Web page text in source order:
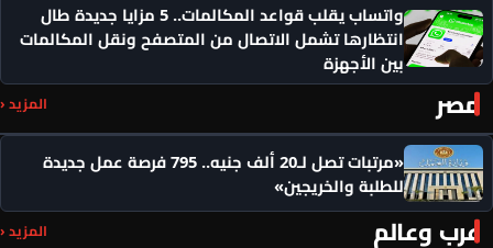
واتساب يقلب قواعد المكالمات.. 5 مزايا جديدة طال
انتظارها تشمل الاتصال من المتصفح ونقل المكالمات
بين الأجهزة
مصر المزيد ‹
«مرتبات تصل لـ20 ألف جنيه.. 795 فرصة عمل جديدة
للطلبة والخريجين»
عرب وعالم المزيد ‹